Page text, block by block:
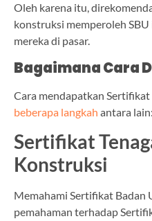
Oleh karena itu,
konstruksi memperoleh
mereka di pasar.
Bagaimana Cara
Cara mendapatkan
beberapa langkah antara lain:
Sertifikat
Konstruksi
Memahami Sertifikat Badan
pemahaman terhadap